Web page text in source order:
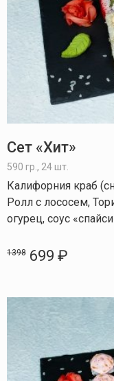
Сет «Хит»
590 гр., 24 шт.
Калифорния краб
Ролл с лососем,
огурец, соус
1398 699 ₽